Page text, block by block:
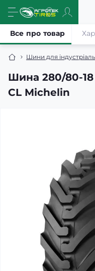
Шини для
Шина 280/80-18
CL Michelin
Все про товар